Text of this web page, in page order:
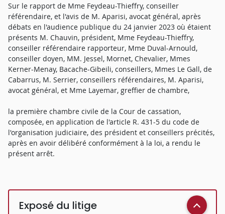
Sur le rapport de Mme Feydeau-Thieffry, conseiller
référendaire, et l'avis de M. Aparisi, avocat général, après
débats en l'audience publique du 24 janvier 2023 où étaient
présents M. Chauvin, président, Mme Feydeau-Thieffry,
conseiller référendaire rapporteur, Mme Duval-Arnould,
conseiller doyen, MM. Jessel, Mornet, Chevalier, Mmes
Kerner-Menay, Bacache-Gibeili, conseillers, Mmes Le Gall, de
Cabarrus, M. Serrier, conseillers référendaires, M. Aparisi,
avocat général, et Mme Layemar, greffier de chambre,
la première chambre civile de la Cour de cassation,
composée, en application de l'article R. 431-5 du code de
l'organisation judiciaire, des président et conseillers précités,
après en avoir délibéré conformément à la loi, a rendu le
présent arrêt.
Exposé du litige